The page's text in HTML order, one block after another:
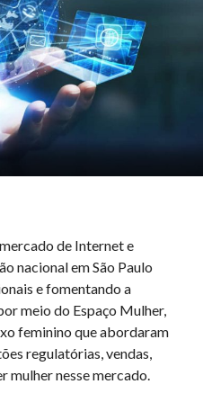
de Internet e
nacional em São Paulo
e fomentando a
meio do Espaço Mulher,
feminino que abordaram
regulatórias, vendas,
mulher nesse mercado.